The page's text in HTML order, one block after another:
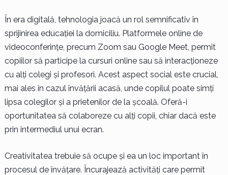
În era digitală, tehnologia joacă un rol semnificativ în
sprijinirea educației la domiciliu. Platformele online de
videoconferințe, precum Zoom sau Google Meet, permit
copiilor să participe la cursuri online sau să interacționeze
cu alți colegi și profesori. Acest aspect social este crucial,
mai ales în cazul învățării acasă, unde copilul poate simți
lipsa colegilor și a prietenilor de la școală. Oferă-i
oportunitatea să colaboreze cu alți copii, chiar dacă este
prin intermediul unui ecran.
Creativitatea trebuie să ocupe și ea un loc important în
procesul de învățare. Încurajează activități care permit